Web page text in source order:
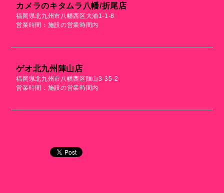
カメラのキタムラ八幡/折尾店
福岡県北九州市八幡西区大浦1-1-8
営業時間：施設の営業時間内
ゲオ北九州陣山店
福岡県北九州市八幡西区陣山3-35-2
営業時間：施設の営業時間内